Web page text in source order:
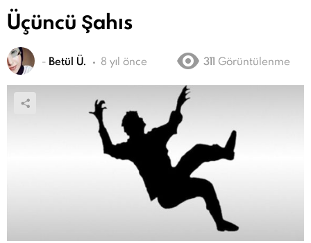
Üçüncü Şahıs
- Betül Ü. 8 yıl önce 311 Görüntülenme